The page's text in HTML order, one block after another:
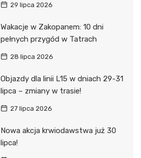
29 lipca 2026
Wakacje w Zakopanem: 10 dni
pełnych przygód w Tatrach
28 lipca 2026
Objazdy dla linii L15 w dniach 29-31
lipca – zmiany w trasie!
27 lipca 2026
Nowa akcja krwiodawstwa już 30
lipca!